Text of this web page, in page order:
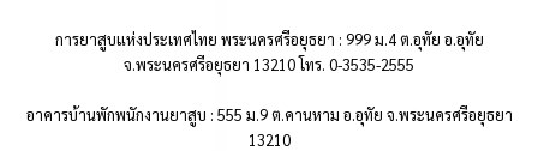
การยาสูบแห่งประเทศไทย พระนครศรีอยุธยา : 999 ม.4 ต.อุทัย อ.อุทัย
จ.พระนครศรีอยุธยา 13210 โทร. 0-3535-2555
อาคารบ้านพักพนักงานยาสูบ : 555 ม.9 ต.คานหาม อ.อุทัย จ.พระนครศรีอยุธยา
13210